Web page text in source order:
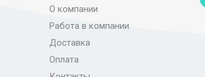
О компании
Работа в компании
Доставка
Оплата